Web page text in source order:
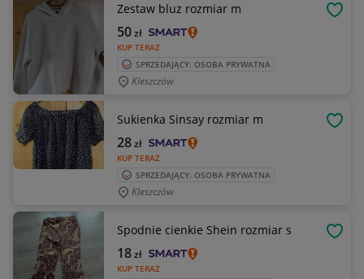
Zestaw bluz rozmiar m
KUP TERAZ
50zł
SPRZEDAJĄCY: OSOBA PRYWATNA
Kleszczów
Sukienka Sinsay rozmiar m
KUP TERAZ
28zł
SPRZEDAJĄCY: OSOBA PRYWATNA
Kleszczów
Spodnie cienkie Shein rozmiar s
KUP TERAZ
18zł